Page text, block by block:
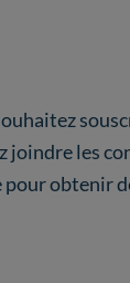
joindre les
obtenir